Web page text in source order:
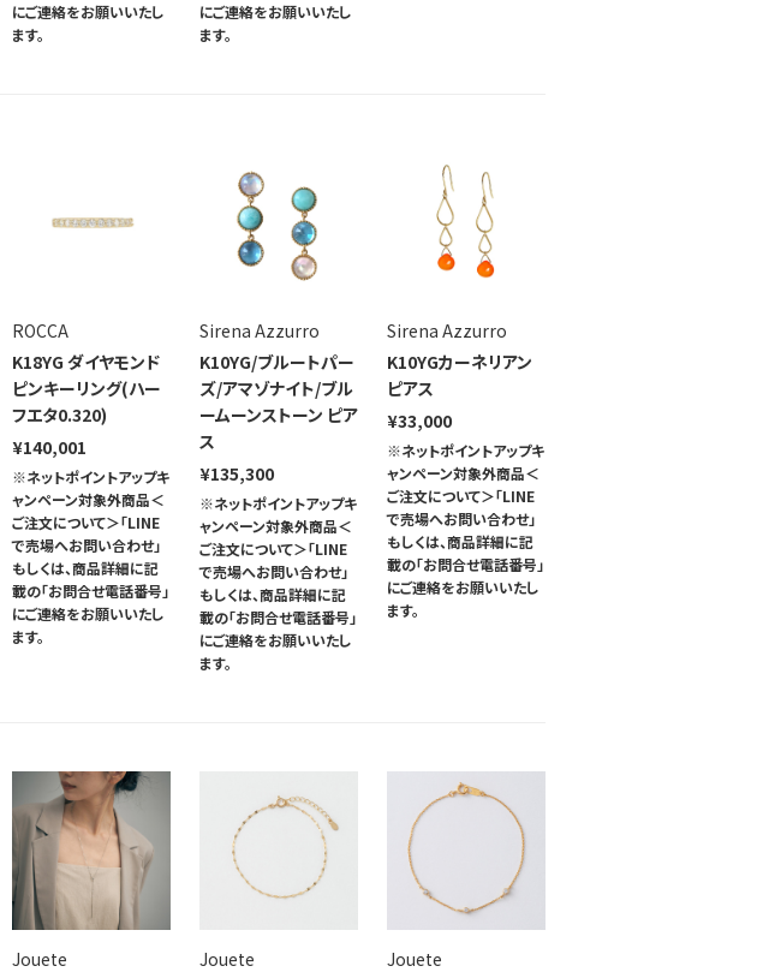
にご連絡をお願いいたし
ます。
にご連絡をお願いいたし
ます。
ROCCA
K18YG ダイヤモンド
ピンキーリング(ハー
フエタ0.320)
¥140,001
※ネットポイントアップキ
ャンペーン対象外商品＜
ご注文について＞「LINE
で売場へお問い合わせ」
もしくは、商品詳細に記
載の「お問合せ電話番号」
にご連絡をお願いいたし
ます。
Sirena Azzurro
K10YG/ブルートパー
ズ/アマゾナイト/ブル
ームーンストーン ピア
ス
¥135,300
※ネットポイントアップキ
ャンペーン対象外商品＜
ご注文について＞「LINE
で売場へお問い合わせ」
もしくは、商品詳細に記
載の「お問合せ電話番号」
にご連絡をお願いいたし
ます。
Sirena Azzurro
K10YGカーネリアン
ピアス
¥33,000
※ネットポイントアップキ
ャンペーン対象外商品＜
ご注文について＞「LINE
で売場へお問い合わせ」
もしくは、商品詳細に記
載の「お問合せ電話番号」
にご連絡をお願いいたし
ます。
Jouete
Jouete
Jouete